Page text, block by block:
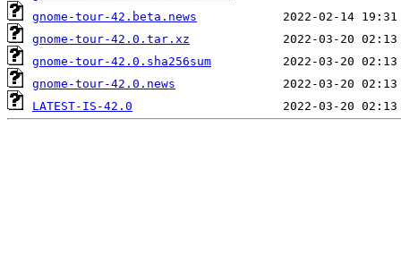
gnome-tour-42.beta.news
gnome-tour-42.0.tar.xz
gnome-tour-42.0.sha256sum
gnome-tour-42.0.news
LATEST-IS-42.0